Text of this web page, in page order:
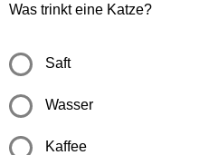
Was trinkt eine Katze?
Saft
Wasser
Kaffee